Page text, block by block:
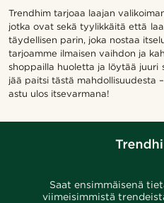
Trendhim tarjoaa laajan
jotka ovat sekä tyylikkäitä että
täydellisen parin, joka nostaa
tarjoamme ilmaisen vaihdon ja
shoppailla huoletta ja löytää juuri
jää paitsi tästä mahdollisuudesta
astu ulos itsevarmana!
Saat ensimmäisenä
viimeisimmistä